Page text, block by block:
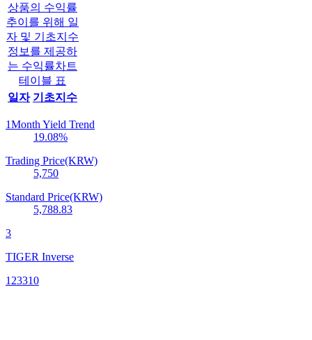
상품의 수익률
추이를 위해 일
자 및 기초지수
정보를 제공하
는 수익률차트
테이블 표
일자 기초지수
1Month Yield Trend
19.08%
Trading Price(KRW)
5,750
Standard Price(KRW)
5,788.83
3
TIGER Inverse
123310